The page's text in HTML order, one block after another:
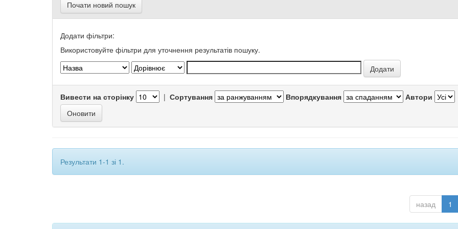
Почати новий пошук
Додати фільтри:
Використовуйте фільтри для уточнення результатів пошуку.
Вивести на сторінку | Сортування Впорядкування Автори
Результати 1-1 зі 1.
назад 1